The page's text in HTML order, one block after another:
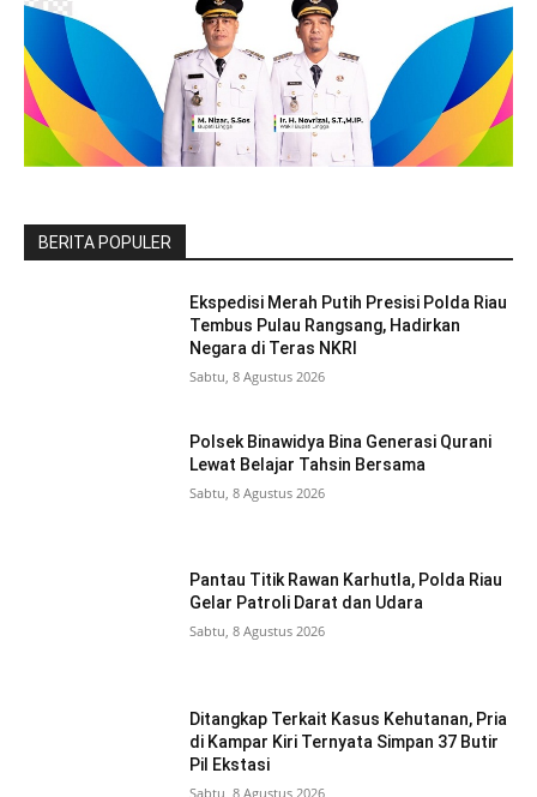
BERITA POPULER
Ekspedisi Merah Putih Presisi Polda Riau
Tembus Pulau Rangsang, Hadirkan
Negara di Teras NKRI
Sabtu, 8 Agustus 2026
Polsek Binawidya Bina Generasi Qurani
Lewat Belajar Tahsin Bersama
Sabtu, 8 Agustus 2026
Pantau Titik Rawan Karhutla, Polda Riau
Gelar Patroli Darat dan Udara
Sabtu, 8 Agustus 2026
Ditangkap Terkait Kasus Kehutanan, Pria
di Kampar Kiri Ternyata Simpan 37 Butir
Pil Ekstasi
Sabtu, 8 Agustus 2026